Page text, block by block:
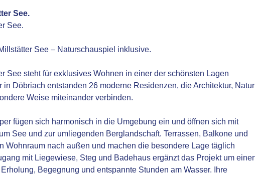
See.
See.
See – Naturschauspiel inklusive.
See steht für exklusives Wohnen in einer der schönsten Lagen
in Döbriach entstanden 26 moderne Residenzen, die Architektur, Natur
Weise miteinander verbinden.
fügen sich harmonisch in die Umgebung ein und öffnen sich mit
See und zur umliegenden Berglandschaft. Terrassen, Balkone und
Wohnraum nach außen und machen die besondere Lage täglich
mit Liegewiese, Steg und Badehaus ergänzt das Projekt um
Begegnung und entspannte Stunden am Wasser. Ihre